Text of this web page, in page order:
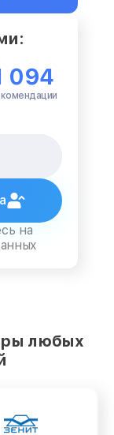
094
на
любых